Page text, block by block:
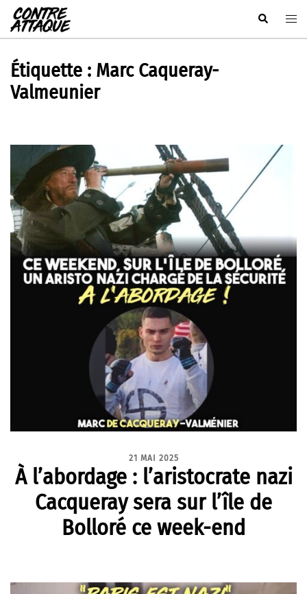
Aller
au
contenu
Rechercher
Étiquette : Marc Caqueray-
Valmeunier
21 MAI 2025
À l’abordage : l’aristocrate nazi
Cacqueray sera sur l’île de
Bolloré ce week-end